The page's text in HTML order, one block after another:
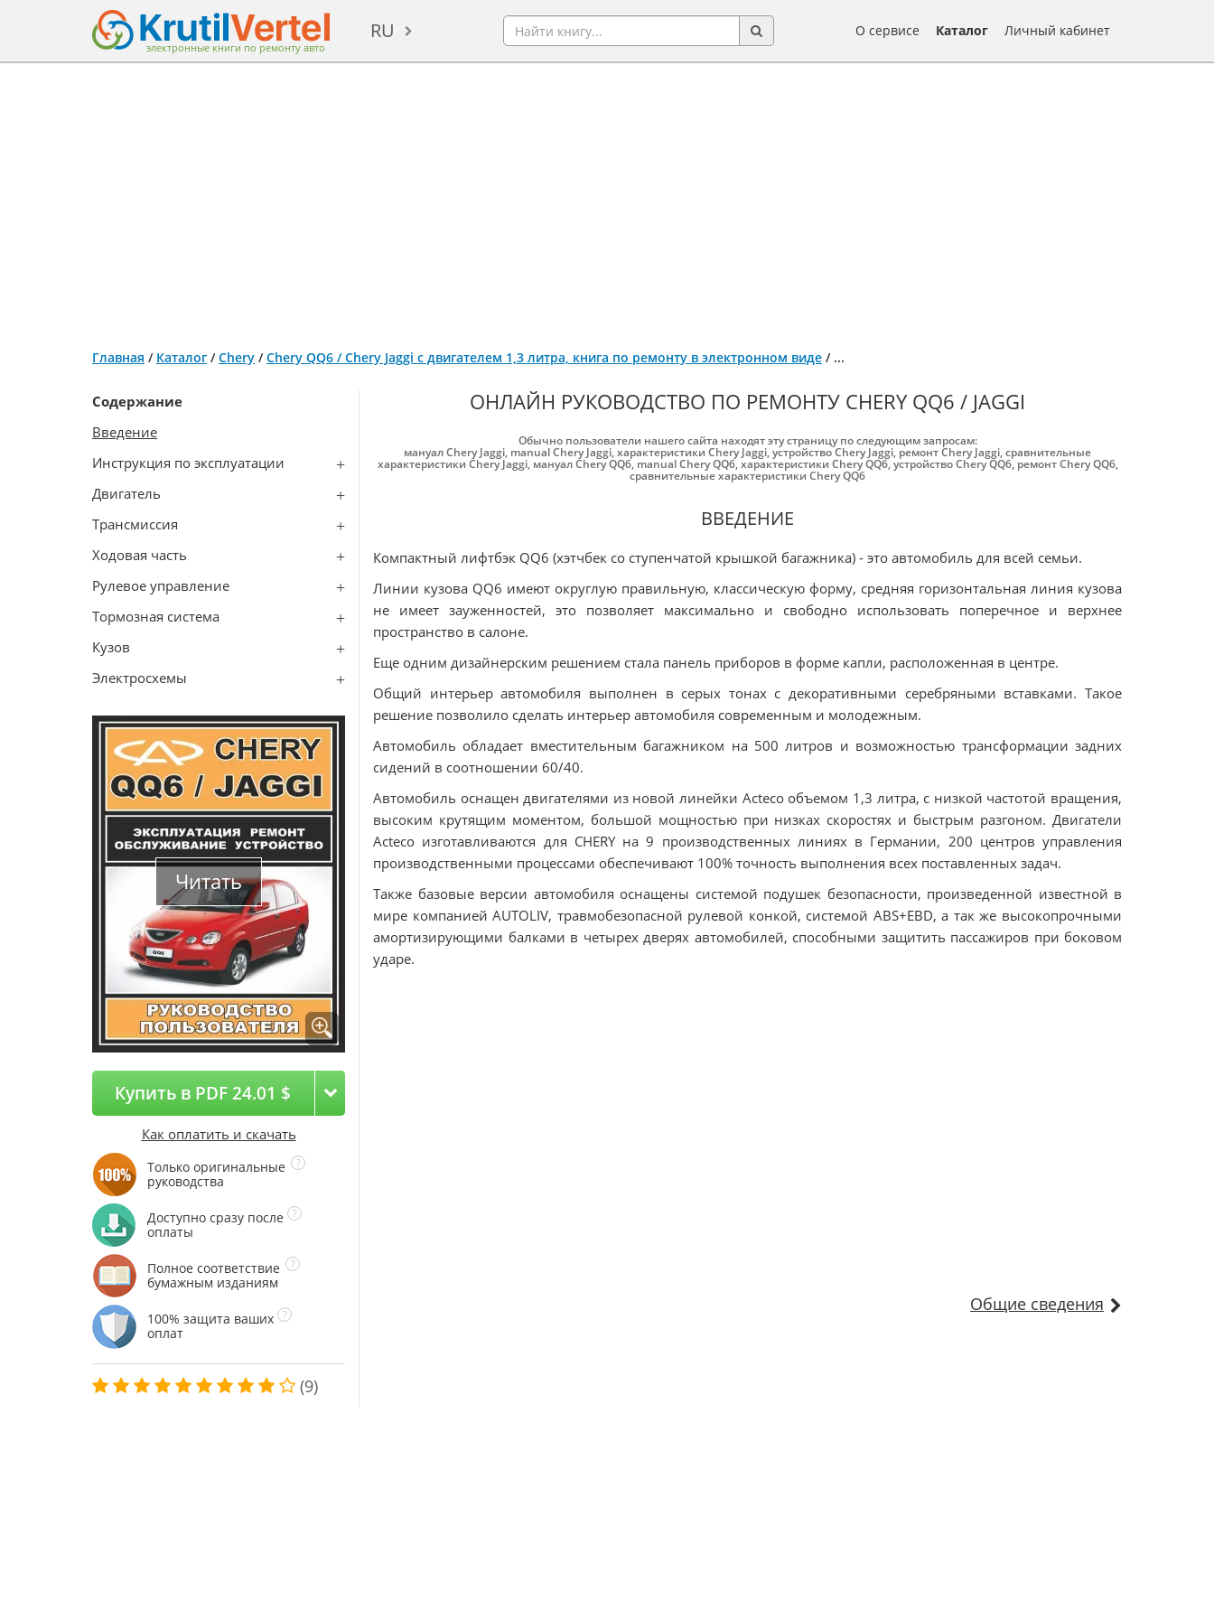
электронные книги по ремонту авто
RU О сервисе Каталог Личный кабинет
Главная / Каталог /Chery /Chery QQ6 / Chery Jaggi c двигателем 1,3 литра, книга по ремонту в электронном виде / ...
Содержание
Введение
Инструкция по эксплуатации
Двигатель
Трансмиссия
Ходовая часть
Рулевое управление
Тормозная система
Кузов
Электросхемы
Читать
Купить в PDF 24.01 $
Как оплатить и скачать
Только оригинальные
руководства
Доступно сразу после
оплаты
Полное соответствие
бумажным изданиям
100% защита ваших
оплат
(9)
ОНЛАЙН РУКОВОДСТВО ПО РЕМОНТУ CHERY QQ6 / JAGGI
Обычно пользователи нашего сайта находят эту страницу по следующим запросам:
мануал Chery Jaggi, manual Chery Jaggi,характеристики Chery Jaggi,устройство Chery Jaggi, ремонт Chery Jaggi,сравнительные
характеристики Chery Jaggi, мануал Chery QQ6, manual Chery QQ6,характеристики Chery QQ6,устройство Chery QQ6, ремонт Chery QQ6,
сравнительные характеристики Chery QQ6
ВВЕДЕНИЕ
Компактный лифтбэк QQ6 (хэтчбек со ступенчатой крышкой багажника) - это автомобиль для всей семьи.
Линии кузова QQ6 имеют округлую правильную, классическую форму, средняя горизонтальная линия кузова
не имеет зауженностей, это позволяет максимально и свободно использовать поперечное и верхнее
пространство в салоне.
Еще одним дизайнерским решением стала панель приборов в форме капли, расположенная в центре.
Общий интерьер автомобиля выполнен в серых тонах с декоративными серебряными вставками. Такое
решение позволило сделать интерьер автомобиля современным и молодежным.
Автомобиль обладает вместительным багажником на 500 литров и возможностью трансформации задних
сидений в соотношении 60/40.
Автомобиль оснащен двигателями из новой линейки Acteco объемом 1,3 литра, с низкой частотой вращения,
высоким крутящим моментом, большой мощностью при низках скоростях и быстрым разгоном. Двигатели
Acteco изготавливаются для CHERY на 9 производственных линиях в Германии, 200 центров управления
производственными процессами обеспечивают 100% точность выполнения всех поставленных задач.
Также базовые версии автомобиля оснащены системой подушек безопасности, произведенной известной в
мире компанией AUTOLIV, травмобезопасной рулевой конкой, системой ABS+EBD, а так же высокопрочными
амортизирующими балками в четырех дверях автомобилей, способными защитить пассажиров при боковом
ударе.
Общие сведения